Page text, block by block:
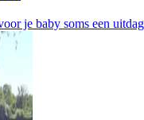
je baby soms een